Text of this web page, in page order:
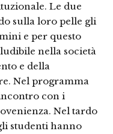
Le due
sulla loro pelle gli
e per questo
nella società
e della
Nel programma
con i
Nel tardo
studenti hanno